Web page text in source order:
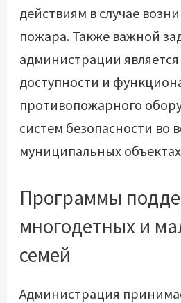
действиям в случае
пожара. Также важной
администрации
доступности и
противопожарного
систем безопасности во
муниципальных
Программы
многодетных и
семей
Администрация